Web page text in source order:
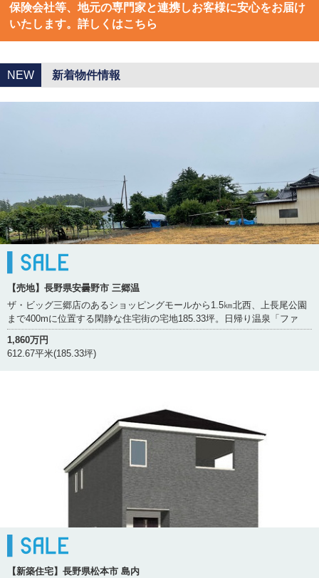
保険会社等、地元の専門家と連携しお客様に安心をお届け
いたします。詳しくはこちら
NEW 新着物件情報
【売地】長野県安曇野市 三郷温
ザ・ビッグ三郷店のあるショッピングモールから1.5㎞北西、上長尾公園
まで400mに位置する閑静な住宅街の宅地185.33坪。日帰り温泉「ファ
1,860万円
612.67平米(185.33坪)
【新築住宅】長野県松本市 島内